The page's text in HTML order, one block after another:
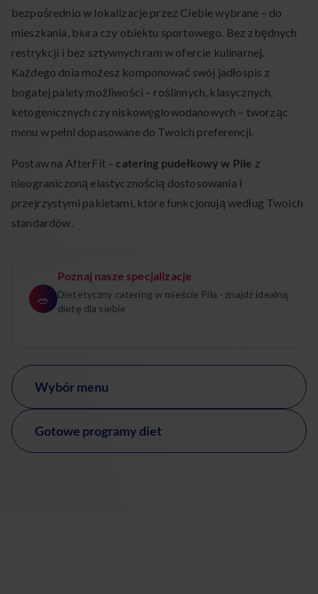
bezpośrednio w lokalizacje przez Ciebie wybrane – do
mieszkania, biura czy obiektu sportowego. Bez zbędnych
restrykcji i bez sztywnych ram w ofercie kulinarnej.
Każdego dnia możesz komponować swój jadłospis z
bogatej palety możliwości – roślinnych, klasycznych,
ketogenicznych czy niskowęglowodanowych – tworząc
menu w pełni dopasowane do Twoich preferencji.
Postaw na AfterFit – catering pudełkowy w Pile z
nieograniczoną elastycznością dostosowania i
przejrzystymi pakietami, które funkcjonują według Twoich
standardów.
🥗
Poznaj nasze specjalizacje
Dietetyczny catering w mieście Piła - znajdź idealną
dietę dla siebie
Wybór menu
Gotowe programy diet